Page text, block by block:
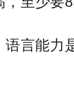
语言能力